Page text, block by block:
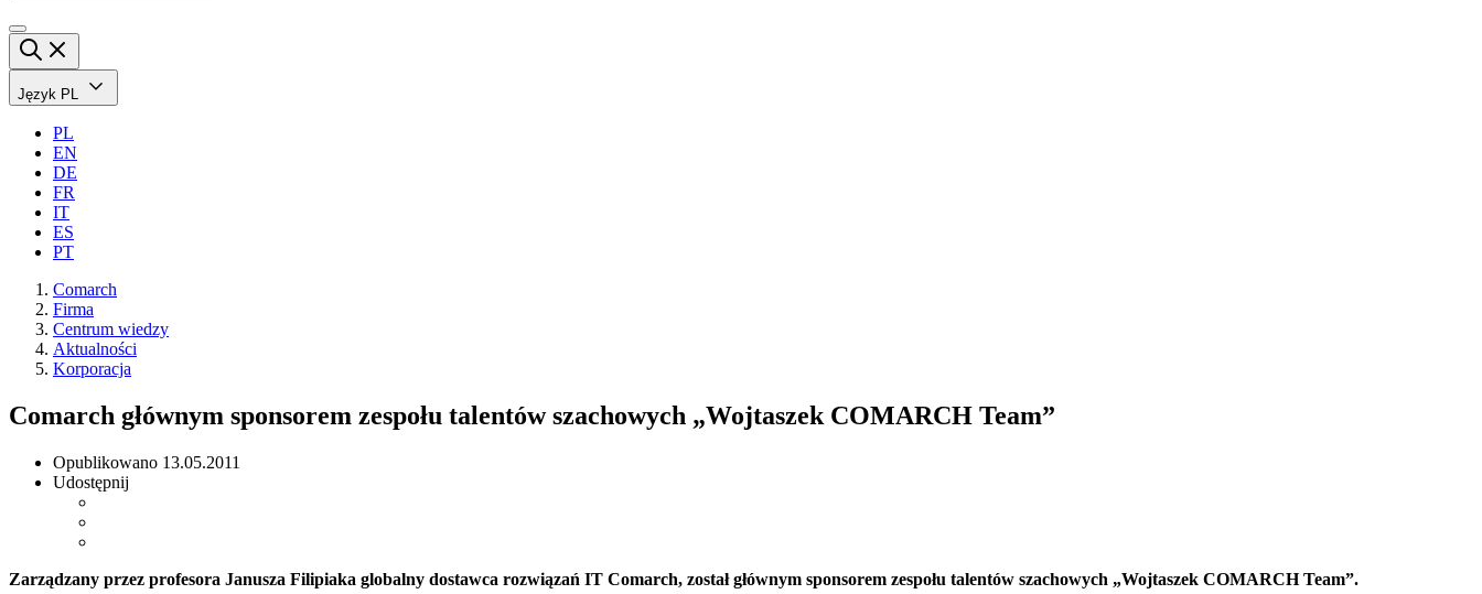
Język PL
PL
EN
DE
FR
IT
ES
PT
Comarch
Firma
Centrum wiedzy
Aktualności
Korporacja
Comarch głównym sponsorem zespołu talentów szachowych „Wojtaszek COMARCH Team”
Opublikowano 13.05.2011
Udostępnij
Zarządzany przez profesora Janusza Filipiaka globalny dostawca rozwiązań IT Comarch, został głównym sponsorem zespołu talentów szachowych „Wojtaszek COMARCH Team”.